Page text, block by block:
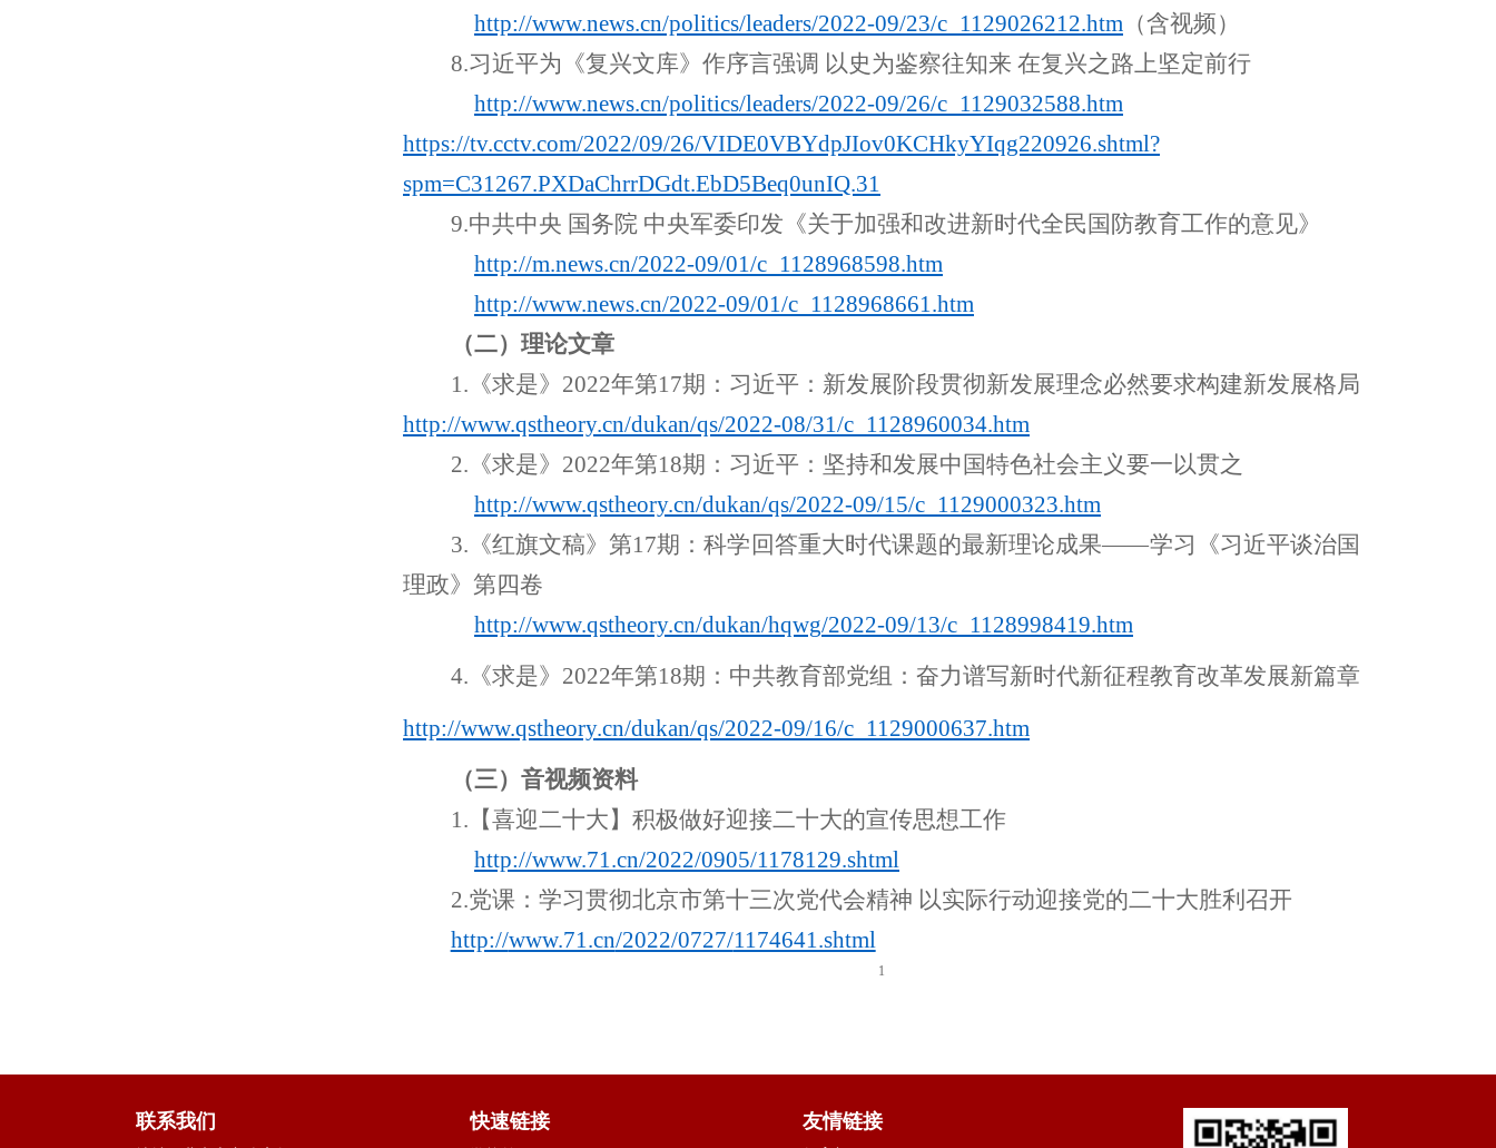
http://www.news.cn/politics/leaders/2022-09/23/c_1129026212.htm （含视频）
8.习近平为《复兴文库》作序言强调 以史为鉴察往知来 在复兴之路上坚定前行
http://www.news.cn/politics/leaders/2022-09/26/c_1129032588.htm
https://tv.cctv.com/2022/09/26/VIDE0VBYdpJIov0KCHkyYIqg220926.shtml?
spm=C31267.PXDaChrrDGdt.EbD5Beq0unIQ.31
9.中共中央 国务院 中央军委印发《关于加强和改进新时代全民国防教育工作的意见》
http://m.news.cn/2022-09/01/c_1128968598.htm
http://www.news.cn/2022-09/01/c_1128968661.htm
（二） 理论文章
1. 《求是》2022年第17期：习近平： 新发展阶段贯彻新发展理念必然要求构建新发展格局
http://www.qstheory.cn/dukan/qs/2022-08/31/c_1128960034.htm
2. 《求是》2022年第18期：习近平： 坚持和发展中国特色社会主义要一以贯之
http://www.qstheory.cn/dukan/qs/2022-09/15/c_1129000323.htm
3.《红旗文稿》第17期：科学回答重大时代课题的最新理论成果——学习《习近平谈治国
理政》第四卷
http://www.qstheory.cn/dukan/hqwg/2022-09/13/c_1128998419.htm
4. 《求是》2022年第18期：中共教育部党组： 奋力谱写新时代新征程教育改革发展新篇章
http://www.qstheory.cn/dukan/qs/2022-09/16/c_1129000637.htm
（三） 音视频资料
1. 【喜迎二十大】积极做好迎接二十大的宣传思想工作
http://www.71.cn/2022/0905/1178129.shtml
2.党课： 学习贯彻北京市第十三次党代会精神 以实际行动迎接党的二十大胜利召开
http://www.71.cn/2022/0727/1174641.shtml
1
联系我们 快速链接 友情链接